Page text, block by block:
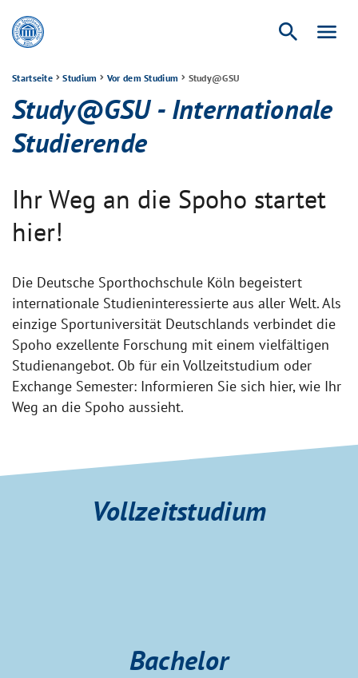
search menu
Startseite Studium Vor dem Studium Study@GSU
Study@GSU - Internationale
Studierende
Ihr Weg an die Spoho startet
hier!
Die Deutsche Sporthochschule Köln begeistert
internationale Studieninteressierte aus aller Welt. Als
einzige Sportuniversität Deutschlands verbindet die
Spoho exzellente Forschung mit einem vielfältigen
Studienangebot. Ob für ein Vollzeitstudium oder
Exchange Semester: Informieren Sie sich hier, wie Ihr
Weg an die Spoho aussieht.
Vollzeitstudium
Bachelor